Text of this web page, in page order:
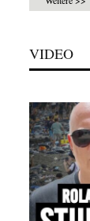
VIDEO